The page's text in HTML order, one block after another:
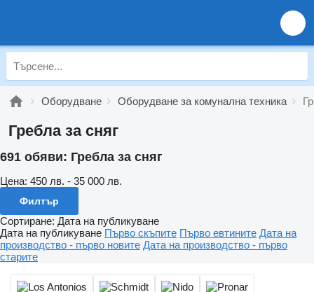
Оборудване Оборудване за комунална техника
Гребла за сняг
691 обяви: Гребла за сняг
Цена: 450 лв. - 35 000 лв.
Филтър
Сортиране: Дата на публикуване
Дата на публикуване Първо скъпите Първо евтините Дата на
производство - първо новите Дата на производство - първо
старите